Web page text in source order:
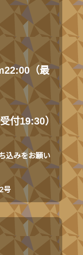
（最
付19:30）
込みをお願い
号